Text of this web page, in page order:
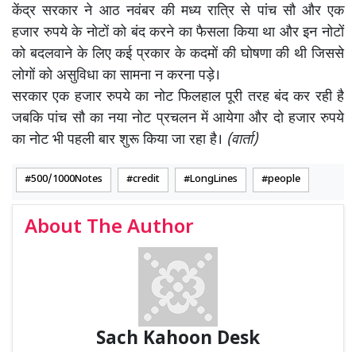
केंद्र सरकार ने आठ नवंबर की मध्य रात्रि से पांच सौ और एक
हजार रुपये के नोटों को बंद करने का फैसला किया था और इन नोटों
को बदलवाने के लिए कई प्रकार के कदमों की घोषणा की थी जिससे
लोगों को असुविधा का सामना न करना पड़े।
सरकार एक हजार रुपये का नोट फिलहाल पूरी तरह बंद कर रही है
जबकि पांच सौ का नया नोट प्रचलन में आयेगा और दो हजार रुपये
का नोट भी पहली बार शुरू किया जा रहा है। (वार्ता)
500/1000Notes credit LongLines people
About The Author
Sach Kahoon Desk